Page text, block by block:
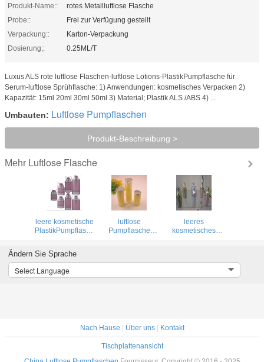
Produkt-Name::
rotes Metallluftlose Flasche
Probe::
Frei zur Verfügung gestellt
Verpackung::
Karton-Verpackung
Dosierung;:
0.25ML/T
Luxus ALS rote luftlose Flaschen-luftlose Lotions-PlastikPumpflasche für
Serum-luftlose Sprühflasche: 1) Anwendungen: kosmetisches Verpacken 2)
Kapazität: 15ml 20ml 30ml 50ml 3) Material; Plastik ALS /ABS 4) ...
Umbauten: Luftlose Pumpflaschen
Produkt-Beschreibung >
Mehr Luftlose Flasche
leere kosmetische
PlastikPumpflasche
120ml
luftlose
Pumpflasche
50ml mit silberner
leeres
kosmetisches
30ml 50ml
Ändern Sie Sprache
Select Language
Nach Hause | Über uns| Kontakt
Tischplattenansicht